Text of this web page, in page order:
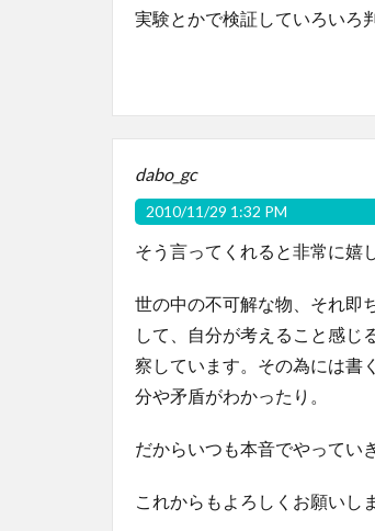
実験とかで検証していろいろ
dabo_gc
2010/11/29 1:32 PM
そう言ってくれると非常に嬉
世の中の不可解な物、それ即
して、自分が考えること感じ
察しています。その為には書
分や矛盾がわかったり。
だからいつも本音でやってい
これからもよろしくお願いし